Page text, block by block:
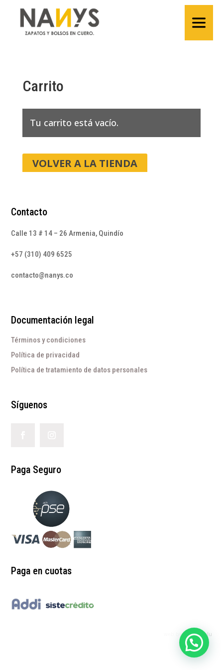
Carrito
Tu carrito está vacío.
VOLVER A LA TIENDA
Contacto
Calle 13 # 14 – 26 Armenia, Quindío
+57 (310) 409 6525
contacto@nanys.co
Documentación legal
Términos y condiciones
Política de privacidad
Política de tratamiento de datos personales
Síguenos
Paga Seguro
Paga en cuotas
web by: redgrinblu